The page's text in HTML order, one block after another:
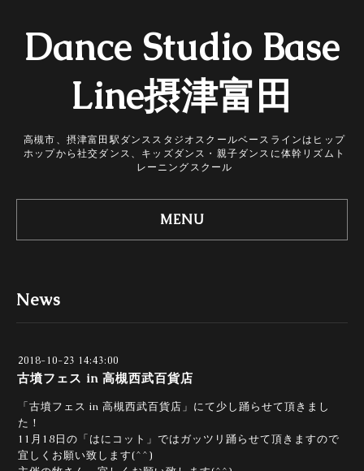
Dance Studio Base
Line摂津富田
高槻市、摂津富田駅ダンススタジオスクールベースラインはヒップ
ホップから社交ダンス、キッズダンス・親子ダンスに体幹リズムト
レーニングスクール
MENU
News
2018-10-23 14:43:00
古墳フェス in 高槻西武百貨店
「古墳フェス in 高槻西武百貨店」にて少し踊らせて頂きまし
た！
11月18日の「はにコット」ではガッツリ踊らせて頂きますので
宜しくお願い致します(^^)